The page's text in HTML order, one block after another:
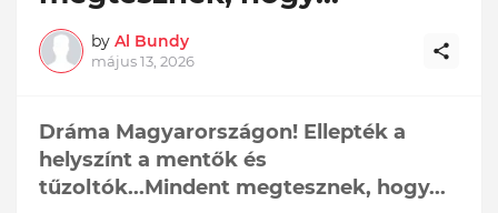
by Al Bundy
május 13, 2026
Dráma Magyarországon! Ellepték a
helyszínt a mentők és
tűzoltók...Mindent megtesznek, hogy...